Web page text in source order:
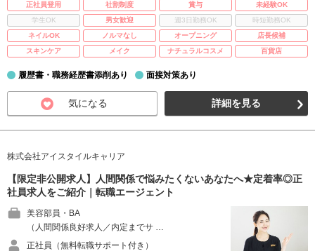
正社員登用 社割制度 賞与
未経験OK
学生OK
男女歓迎 週3日勤務OK
時短勤務OK
ネイルOK
ノルマなし オープニング
店長候補
スキンケア
メイク ナチュラルコスメ 百貨店
履歴書・職務経歴書添削あり 面接対策あり
気になる 詳細を見る
株式会社アイスタイルキャリア
【限定非公開求人】人間関係で悩みたくないあなたへ★定着率◎正
社員求人をご紹介｜転職エージェント
美容部員・BA
（人間関係良好求人／内定までサ …
正社員（無料転職サポート付き）